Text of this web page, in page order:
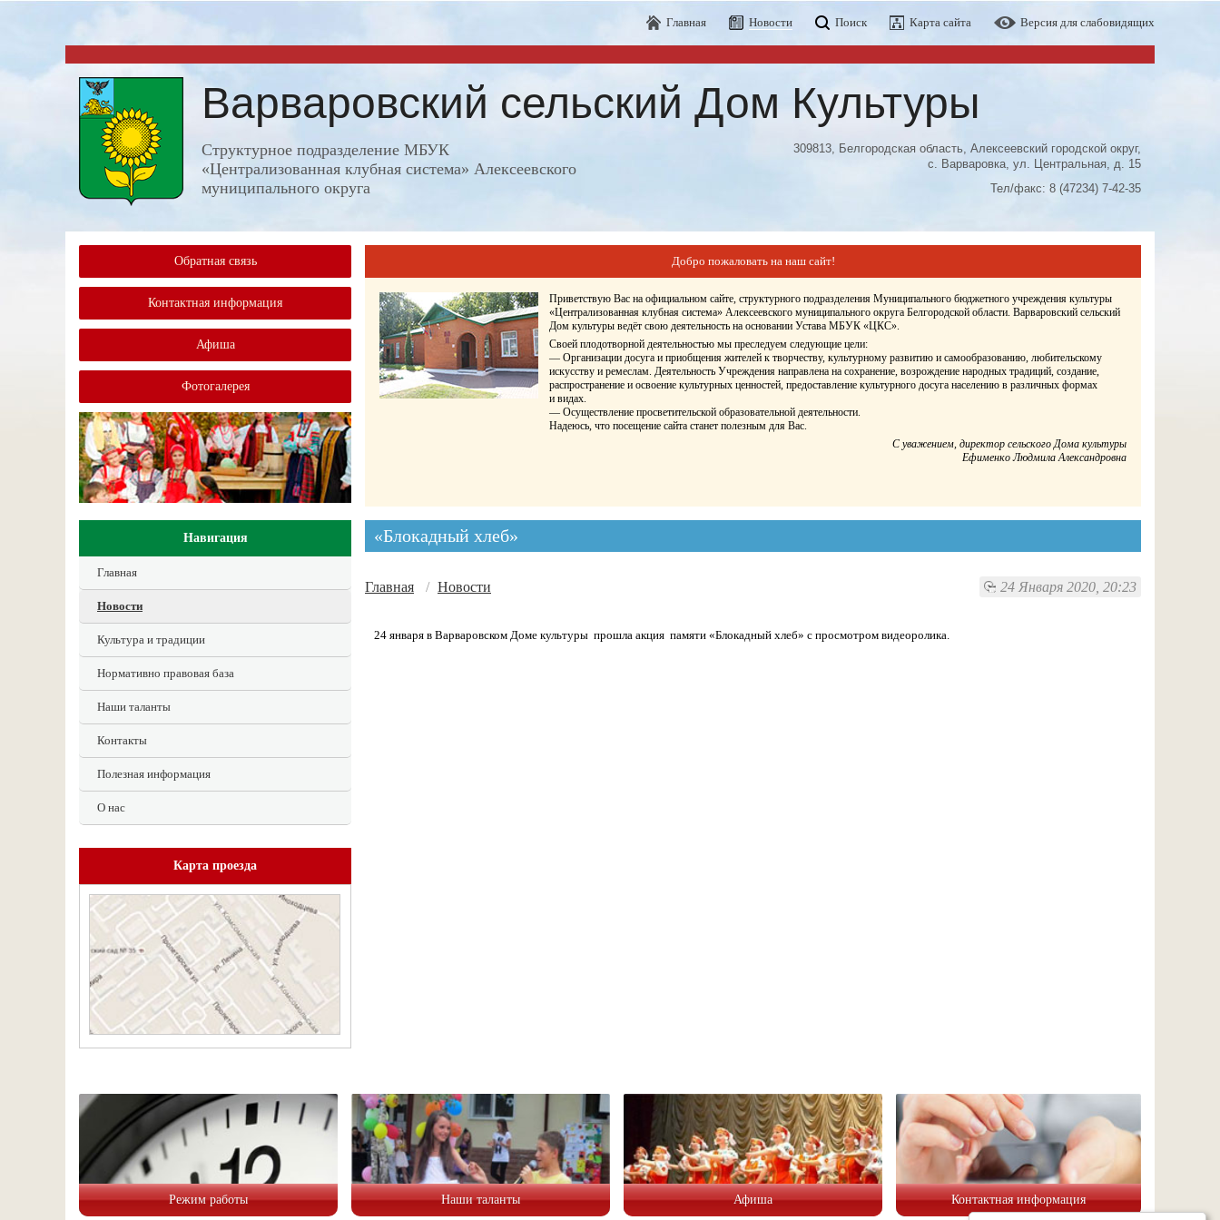
Главная Новости Поиск Карта сайта Версия для слабовидящих
Варваровский сельский Дом Культуры
Структурное подразделение МБУК
«Централизованная клубная система» Алексеевского
муниципального округа
309813, Белгородская область, Алексеевский городской округ,
с. Варваровка, ул. Центральная, д. 15
Тел/факс: 8 (47234) 7-42-35
Обратная связь
Контактная информация
Афиша
Фотогалерея
Добро пожаловать на наш сайт!
Приветствую Вас на официальном сайте, структурного подразделения Муниципального бюджетного учреждения культуры
«Централизованная клубная система» Алексеевского муниципального округа Белгородской области. Варваровский сельский
Дом культуры ведёт свою деятельность на основании Устава МБУК «ЦКС».
Своей плодотворной деятельностью мы преследуем следующие цели:
— Организации досуга и приобщения жителей к творчеству, культурному развитию и самообразованию, любительскому
искусству и ремеслам. Деятельность Учреждения направлена на сохранение, возрождение народных традиций, создание,
распространение и освоение культурных ценностей, предоставление культурного досуга населению в различных формах
и видах.
— Осуществление просветительской образовательной деятельности.
Надеюсь, что посещение сайта станет полезным для Вас.
С уважением, директор сельского Дома культуры
Ефименко Людмила Александровна
Навигация
Главная
Новости
Культура и традиции
Нормативно правовая база
Наши таланты
Контакты
Полезная информация
О нас
Карта проезда
«Блокадный хлеб»
Главная / Новости 24 Января 2020, 20:23
24 января в Варваровском Доме культуры прошла акция памяти «Блокадный хлеб» с просмотром видеоролика.
Режим работы Наши таланты Афиша Контактная информация